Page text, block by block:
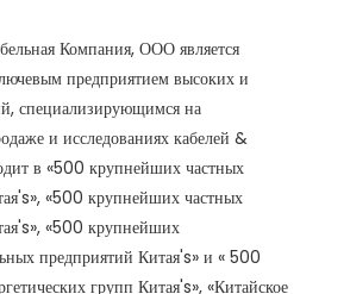
Компания, ООО является
предприятием высоких и
специализирующимся на
и исследованиях кабелей &
в «500 крупнейших частных
«500 крупнейших частных
«500 крупнейших
предприятий Китая's» и « 500
групп Китая's», «Китайское